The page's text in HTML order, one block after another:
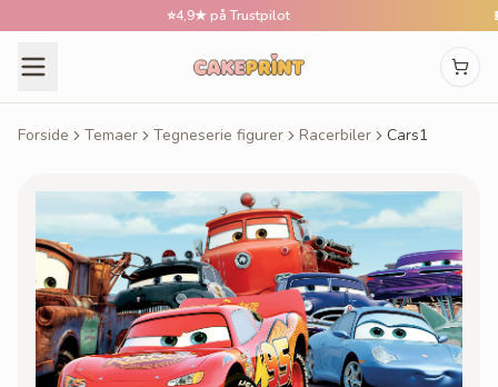
4,9★ på Trustpilot
Forside Temaer Tegneserie figurer Racerbiler Cars1